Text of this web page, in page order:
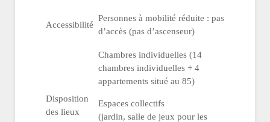
Accessibilité
Personnes à mobilité réduite : pas
d’accès (pas d’ascenseur)
Disposition
des lieux
Chambres individuelles (14
chambres individuelles + 4
appartements situé au 85)
Espaces collectifs
(jardin, salle de jeux pour les